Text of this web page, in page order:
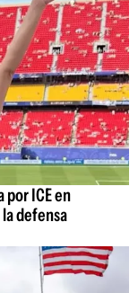
ICE en
defensa